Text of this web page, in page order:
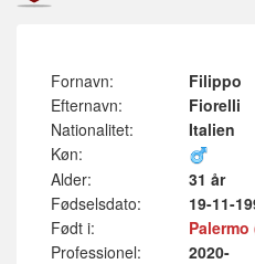
Fornavn:
Filippo
Efternavn:
Fiorelli
Nationalitet:
Italien
Køn:
Alder:
31 år
Fødselsdato:
19-11-
Født i:
Professionel:
2020-